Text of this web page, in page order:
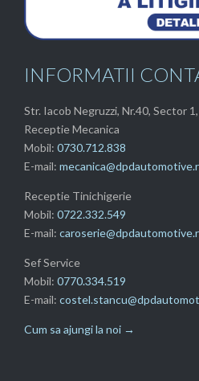
INFORMATII
Str. Iacob Negruzzi, Nr.40, Sector
Receptie Mecanica
Mobil: 0730.712.838
E-mail:
Receptie Tinichigerie
Mobil: 0722.332.549
E-mail:
Sef Service
Mobil: 0770.334.519
E-mail:
Cum sa ajungi la noi →